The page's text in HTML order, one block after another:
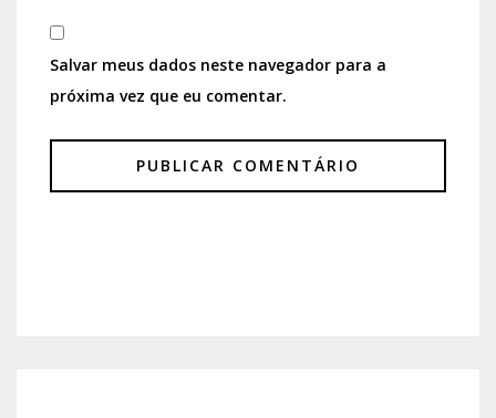
Salvar meus dados neste navegador para a
próxima vez que eu comentar.